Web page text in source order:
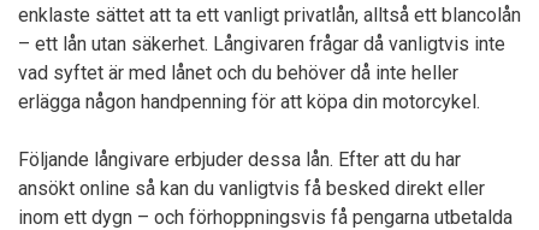
enklaste sättet att ta ett vanligt privatlån, alltså ett blancolån
– ett lån utan säkerhet. Långivaren frågar då vanligtvis inte
vad syftet är med lånet och du behöver då inte heller
erlägga någon handpenning för att köpa din motorcykel.
Följande långivare erbjuder dessa lån. Efter att du har
ansökt online så kan du vanligtvis få besked direkt eller
inom ett dygn – och förhoppningsvis få pengarna utbetalda